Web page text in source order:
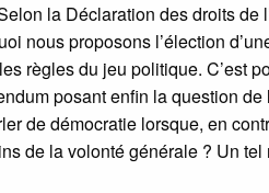
la Déclaration des droits de
nous proposons l’élection
règles du jeu politique. C’est
posant enfin la question
de démocratie lorsque, en
de la volonté générale ? Un tel